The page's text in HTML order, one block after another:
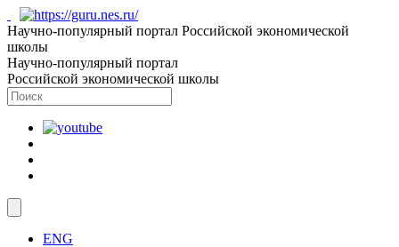
Научно-популярный портал Российской экономической
школы
Научно-популярный портал
Российской экономической школы
ENG